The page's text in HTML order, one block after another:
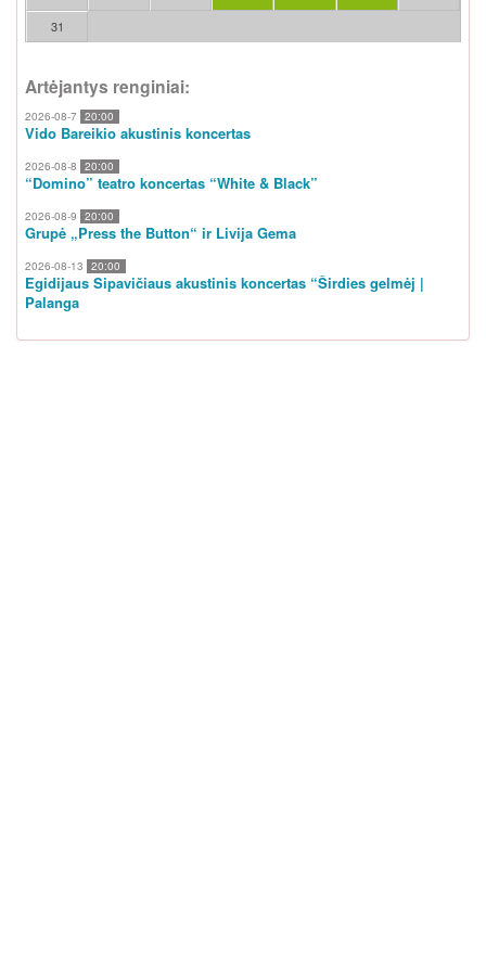
31
Artėjantys renginiai:
2026-08-7 20:00
Vido Bareikio akustinis koncertas
2026-08-8 20:00
“Domino” teatro koncertas “White & Black”
2026-08-9 20:00
Grupė „Press the Button“ ir Livija Gema
2026-08-13 20:00
Egidijaus Sipavičiaus akustinis koncertas “Širdies gelmėj |
Palanga